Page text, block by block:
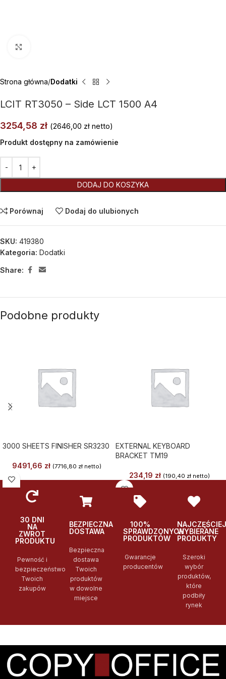
Strona główna Dodatki
LCIT RT3050 – Side LCT 1500 A4
3254,58 zł (2646,00 zł netto)
Produkt dostępny na zamówienie
DODAJ DO KOSZYKA
Porównaj Dodaj do ulubionych
SKU: 419380
Kategoria: Dodatki
Share:
Podobne produkty
3000 SHEETS FINISHER SR3230
9491,66 zł (7716,80 złnetto)
EXTERNAL KEYBOARD
BRACKET TM19
234,19 zł (190,40 zł netto)
30 DNI
NA
ZWROT
PRODUKTU
Pewność i
bezpieczeństwo
Twoich
zakupów
BEZPIECZNA
DOSTAWA
Bezpieczna
dostawa
Twoich
produktów
w dowolne
miejsce
100%
SPRAWDZONYCH
PRODUKTÓW
Gwarancje
producentów
NAJCZĘŚCIEJ
WYBIERANE
PRODUKTY
Szeroki
wybór
produktów,
które
podbiły
rynek